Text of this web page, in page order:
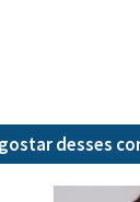
desses